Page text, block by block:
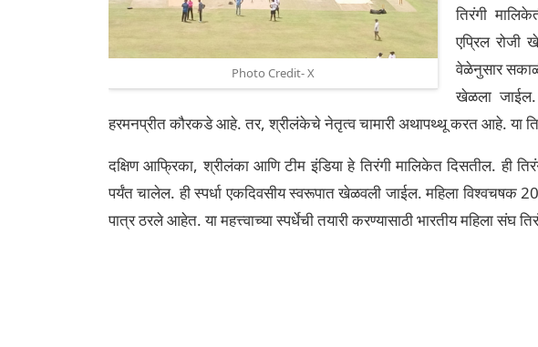
Photo Credit- X
तिरंगी
एप्रिल रोजी
वेळेनुसार
खेळला जाईल.
हरमनप्रीत कौरकडे आहे. तर, श्रीलंकेचे नेतृत्व चामारी अथापथ्थू करत आहे. या
दक्षिण आफ्रिका, श्रीलंका आणि टीम इंडिया हे तिरंगी मालिकेत दिसतील. ही
पर्यंत चालेल. ही स्पर्धा एकदिवसीय स्वरूपात खेळवली जाईल. महिला विश्वचषक
पात्र ठरले आहेत. या महत्त्वाच्या स्पर्धेची तयारी करण्यासाठी भारतीय महिला संघ